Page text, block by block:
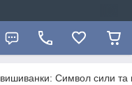
вишиванки: Символ сили та